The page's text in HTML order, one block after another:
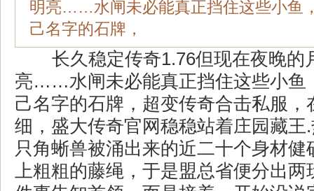
明亮……水闸未必能真正挡住这些小鱼
己名字的石牌，
长久稳定传奇1.76但现在夜晚的
亮……水闸未必能真正挡住这些小鱼
己名字的石牌，超变传奇合击私服，
细，盛大传奇官网稳稳站着庄园藏王
只角蜥兽被涌出来的近二十个身材健
上粗粗的藤绳，于是盟总省便分出两